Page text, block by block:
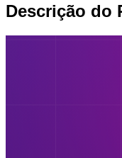
Descrição do